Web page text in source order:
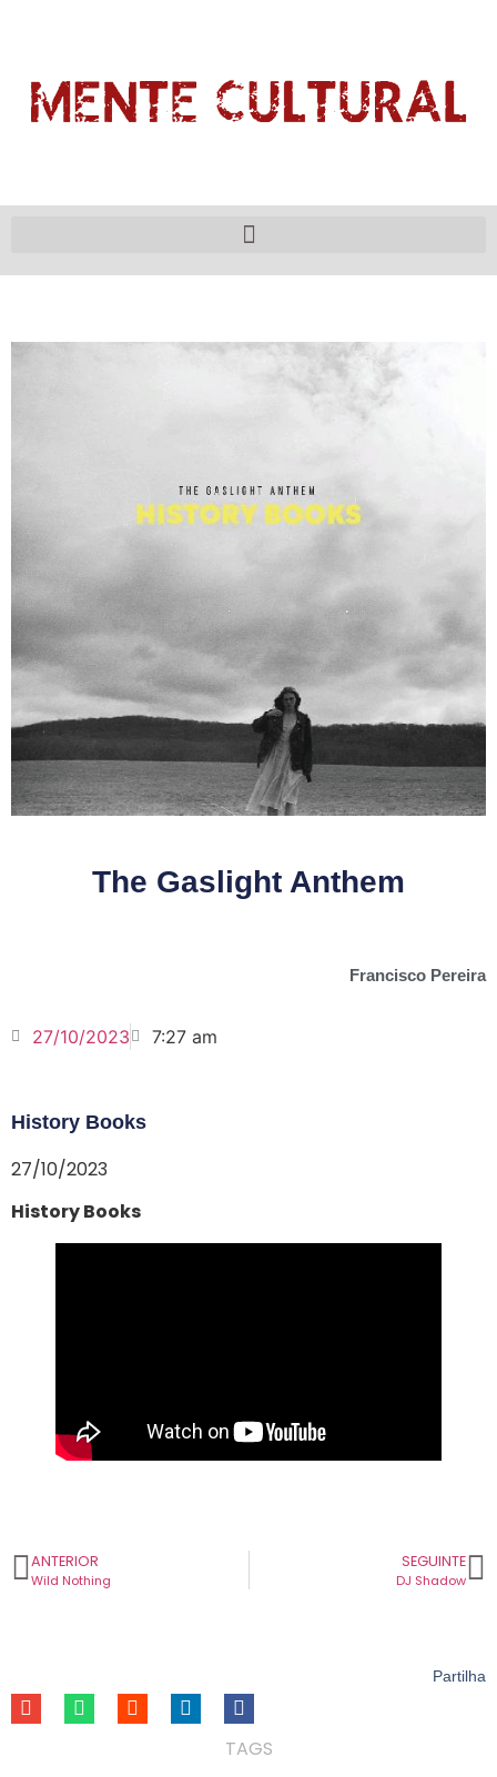
The Gaslight Anthem
Francisco Pereira
27/10/2023 7:27 am
History Books
27/10/2023
History Books
ANTERIOR
Wild Nothing
SEGUINTE
DJ Shadow
Partilha
TAGS